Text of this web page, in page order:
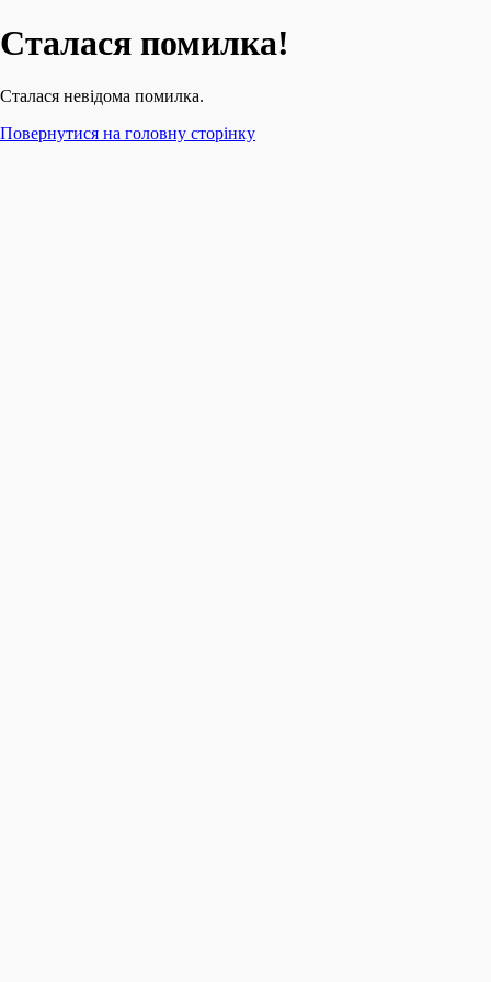
Сталася помилка!
Сталася невідома помилка.
Повернутися на головну сторінку